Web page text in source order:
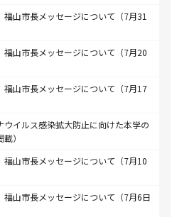
福山市長メッセージについて（7月31
福山市長メッセージについて（7月20
福山市長メッセージについて（7月17
ウイルス感染拡大防止に向けた本学の
）
福山市長メッセージについて（7月10
福山市長メッセージについて（7月6日